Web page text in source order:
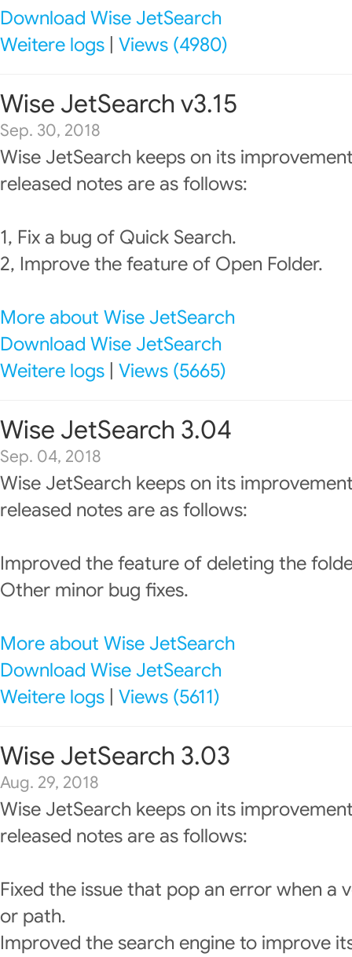
Download Wise JetSearch
Weitere logs Views (4980)
Wise JetSearch v3.15
Sep. 30, 2018
Wise JetSearch keeps on its
released notes are as follows:
1, Fix a bug of Quick Search.
2, Improve the feature of Open Folder.
More about Wise JetSearch
Download Wise JetSearch
Weitere logs Views (5665)
Wise JetSearch 3.04
Sep. 04, 2018
Wise JetSearch keeps on its
released notes are as follows:
Improved the feature of deleting the
Other minor bug fixes.
More about Wise JetSearch
Download Wise JetSearch
Weitere logs Views (5611)
Wise JetSearch 3.03
Aug. 29, 2018
Wise JetSearch keeps on its
released notes are as follows:
Fixed the issue that pop an error when a
or path.
Improved the search engine to improve